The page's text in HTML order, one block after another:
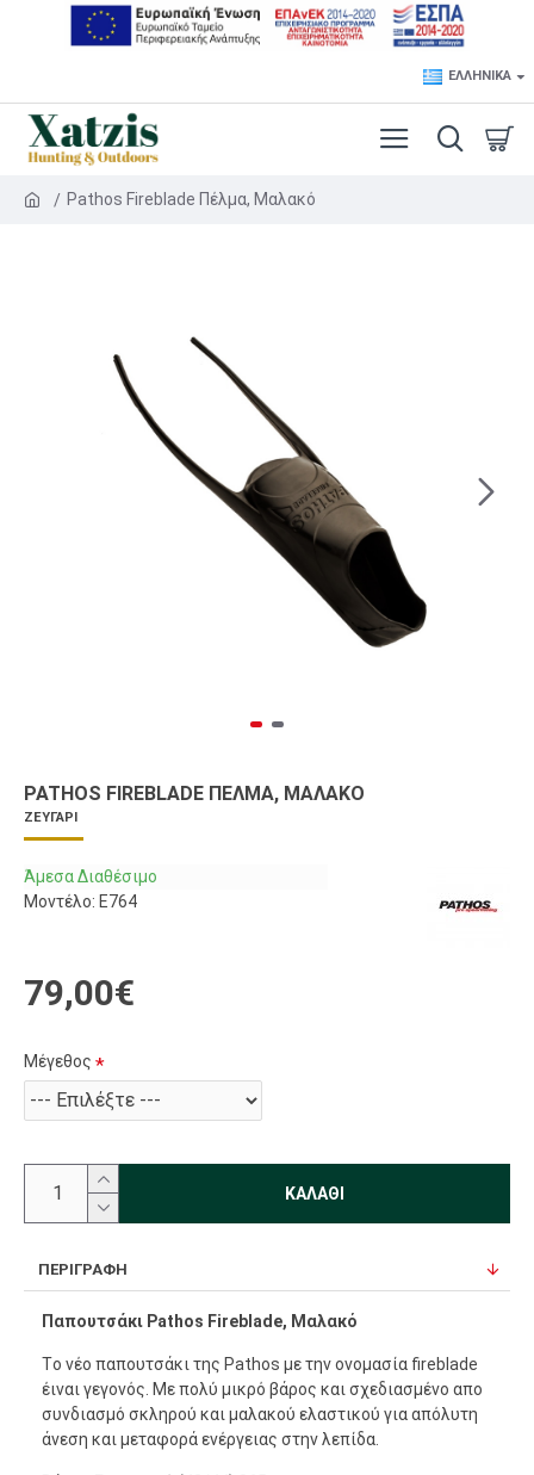
ΕΛΛΗΝΙΚΆ
Pathos Fireblade Πέλμα, Μαλακό
PATHOS FIREBLADE ΠΈΛΜΑ, ΜΑΛΑΚΌ
ΖΕΥΓΆΡΙ
Άμεσα Διαθέσιμο
Μοντέλο: E764
79,00€
Μέγεθος
ΚΑΛΆΘΙ
ΠΕΡΙΓΡΑΦΉ
Παπουτσάκι Pathos Fireblade, Μαλακό
Τo νέo παπουτσάκι της Pathos με την ονομασία fireblade
έιναι γεγονός. Με πολύ μικρό βάρος και σχεδιασμένο απο
συνδιασμό σκληρού και μαλακού ελαστικού για απόλυτη
άνεση και μεταφορά ενέργειας στην λεπίδα.